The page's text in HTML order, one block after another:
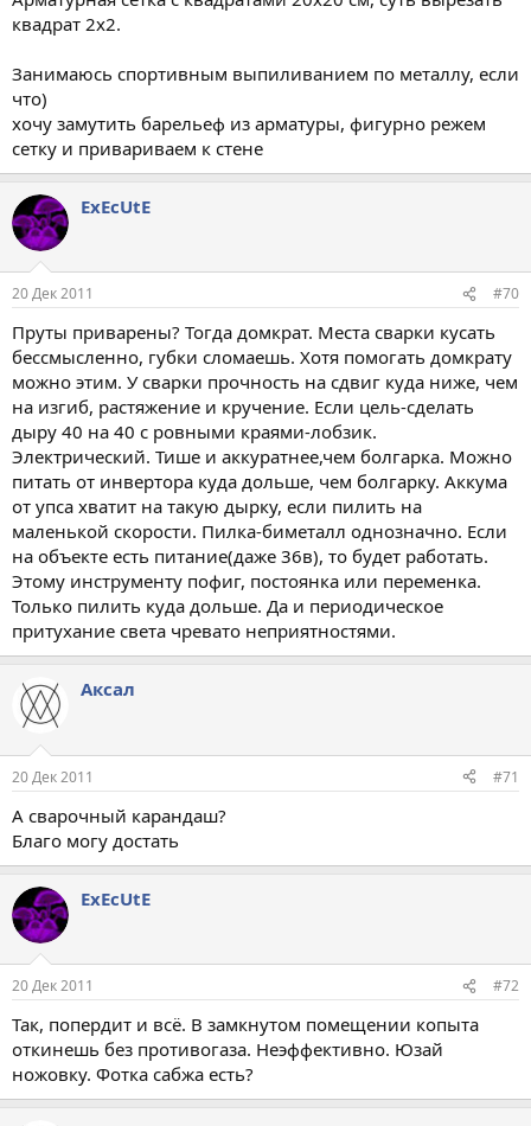
квадрат 2х2.
Занимаюсь спортивным выпиливанием по металлу, если
что)
хочу замутить барельеф из арматуры, фигурно режем
сетку и привариваем к стене
ExEcUtE
20 Дек 2011 #70
Пруты приварены? Тогда домкрат. Места сварки кусать
бессмысленно, губки сломаешь. Хотя помогать домкрату
можно этим. У сварки прочность на сдвиг куда ниже, чем
на изгиб, растяжение и кручение. Если цель-сделать
дыру 40 на 40 с ровными краями-лобзик.
Электрический. Тише и аккуратнее,чем болгарка. Можно
питать от инвертора куда дольше, чем болгарку. Аккума
от упса хватит на такую дырку, если пилить на
маленькой скорости. Пилка-биметалл однозначно. Если
на объекте есть питание(даже 36в), то будет работать.
Этому инструменту пофиг, постоянка или переменка.
Только пилить куда дольше. Да и периодическое
притухание света чревато неприятностями.
Аксал
20 Дек 2011 #71
А сварочный карандаш?
Благо могу достать
ExEcUtE
20 Дек 2011 #72
Так, попердит и всё. В замкнутом помещении копыта
откинешь без противогаза. Неэффективно. Юзай
ножовку. Фотка сабжа есть?